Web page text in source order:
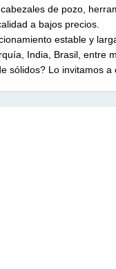
de pozo,
a bajos precios.
estable y
India, Brasil, entre
sólidos? Lo invitamos a